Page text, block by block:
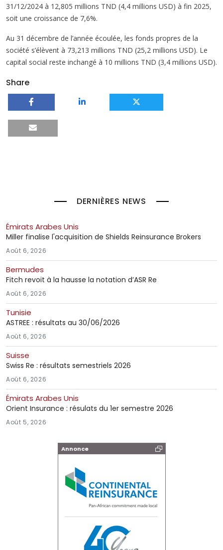
31/12/2024 à 12,805 millions TND (4,4 millions USD) à fin 2025,
soit une croissance de 7,6%.
Au 31 décembre de l’année écoulée, les fonds propres de la
société s’élèvent à 73,213 millions TND (25,2 millions USD). Le
capital social reste inchangé à 10 millions TND (3,4 millions USD).
Share
DERNIÈRES NEWS
Émirats Arabes Unis
Miller finalise l'acquisition de Shields Reinsurance Brokers
Août 6, 2026
Bermudes
Fitch revoit à la hausse la notation d’ASR Re
Août 6, 2026
Tunisie
ASTREE : résultats au 30/06/2026
Août 6, 2026
Suisse
Swiss Re : résultats semestriels 2026
Août 6, 2026
Émirats Arabes Unis
Orient Insurance : résulats du 1er semestre 2026
Août 5, 2026
Annonce